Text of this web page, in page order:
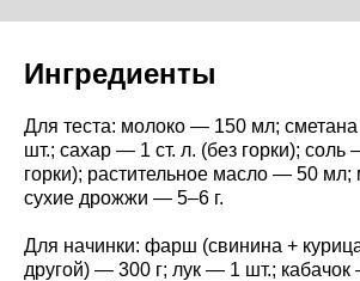
Ингредиенты
Для теста: молоко — 150 мл;
шт.; сахар — 1 ст. л. (без горки); соль
горки); растительное масло — 50 мл;
сухие дрожжи — 5–6 г.
Для начинки: фарш (свинина +
другой) — 300 г; лук — 1 шт.;